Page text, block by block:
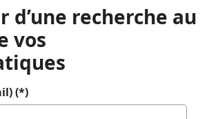
d’une recherche au
vos
(*)